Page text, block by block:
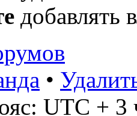
добавлять
•
UTC + 3